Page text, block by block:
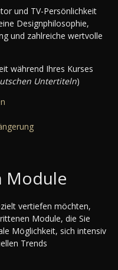
und TV-Persönlichkeit
Designphilosophie,
und zahlreiche wertvolle
während Ihres Kurses
Untertiteln)
Module
vertiefen möchten,
Module, die Sie
Möglichkeit, sich intensiv
Trends